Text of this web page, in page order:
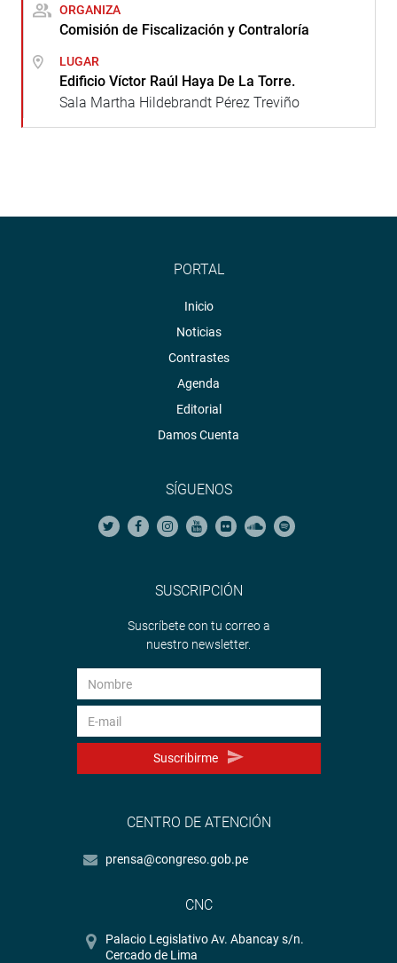
ORGANIZA
Comisión de Fiscalización y Contraloría
LUGAR
Edificio Víctor Raúl Haya De La Torre.
Sala Martha Hildebrandt Pérez Treviño
PORTAL
Inicio
Noticias
Contrastes
Agenda
Editorial
Damos Cuenta
SÍGUENOS
SUSCRIPCIÓN
Suscríbete con tu correo a
nuestro newsletter.
Suscribirme
CENTRO DE ATENCIÓN
prensa@congreso.gob.pe
CNC
Palacio Legislativo Av. Abancay s/n.
Cercado de Lima